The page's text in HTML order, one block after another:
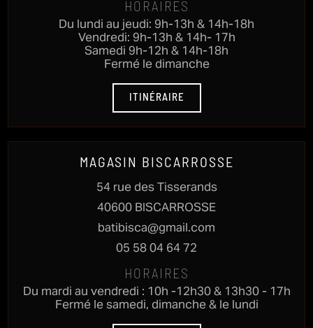
HORAIRES
Du lundi au jeudi: 9h-13h & 14h-18h
Vendredi: 9h-13h & 14h- 17h
Samedi 9h-12h & 14h-18h
Fermé le dimanche
ITINÉRAIRE
MAGASIN BISCARROSSE
54 rue des Tisserands
40600 BISCARROSSE
batibisca@gmail.com
05 58 04 64 72
HORAIRES
Du mardi au vendredi : 10h -12h30 & 13h30 - 17h
Fermé le samedi, dimanche & le lundi